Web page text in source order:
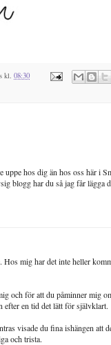
kl. 08:30
uppe hos dig än hos oss här i
blogg har du så jag får lägga
Hos mig har det inte heller
och för att du påminner mig
efter en tid det lätt för självklart.
visade du fina ishängen att
och trista.